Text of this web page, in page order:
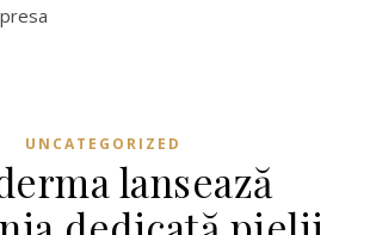
UNCATEGORIZED
lansează